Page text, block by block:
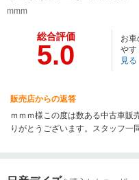
mmm
総合評価
5.0
お車
やす
見る
販売店からの返答
ｍｍｍ様この度は数ある中古車販
りがとうございます。スタッフ一